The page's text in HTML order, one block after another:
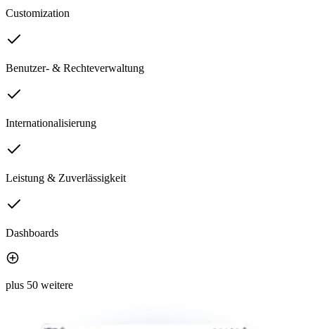
Customization
Benutzer- & Rechteverwaltung
Internationalisierung
Leistung & Zuverlässigkeit
Dashboards
plus 50 weitere